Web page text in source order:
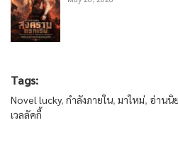
Tags:
Novel lucky, กำลังภายใน, มาใหม่, อ่านนิ
เวลลัคกี้